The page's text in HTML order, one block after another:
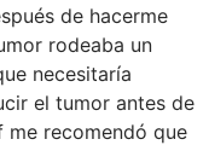
de hacerme
rodeaba un
necesitaría
el tumor antes de
me recomendó que